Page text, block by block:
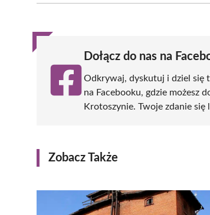
(Twitter)
Dołącz do nas na
Odkrywaj, dyskutuj i dziel się
na Facebooku, gdzie możesz
Krotoszynie. Twoje zdanie się
Zobacz Także